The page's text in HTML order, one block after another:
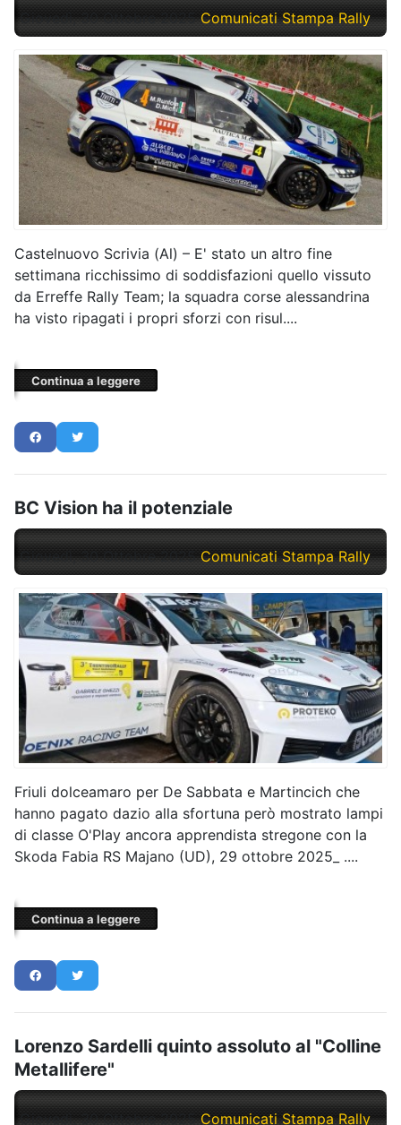
Giovedì, 30 Ottobre 2025 Comunicati Stampa Rally
Castelnuovo Scrivia (Al) – E' stato un altro fine
settimana ricchissimo di soddisfazioni quello vissuto
da Erreffe Rally Team; la squadra corse alessandrina
ha visto ripagati i propri sforzi con risul....
Continua a leggere
BC Vision ha il potenziale
Giovedì, 30 Ottobre 2025 Comunicati Stampa Rally
Friuli dolceamaro per De Sabbata e Martincich che
hanno pagato dazio alla sfortuna però mostrato lampi
di classe O'Play ancora apprendista stregone con la
Skoda Fabia RS Majano (UD), 29 ottobre 2025_ ....
Continua a leggere
Lorenzo Sardelli quinto assoluto al "Colline
Metallifere"
Giovedì, 30 Ottobre 2025 Comunicati Stampa Rally